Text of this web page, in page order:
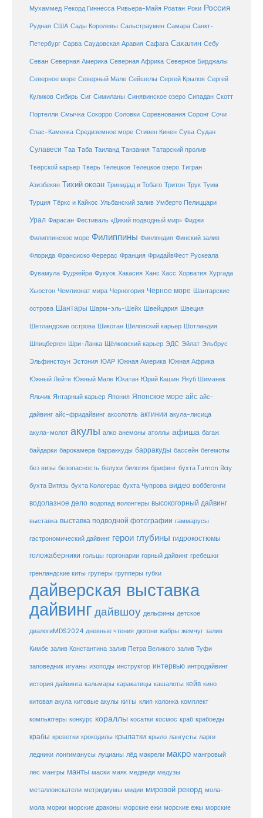
Мухаммед Рекорд Гиннесса Ривьера-Майя Роатан Роки Россия
Рудная США Сады Королевы Сальстраумен Самара Санкт-
Петербург Сарва Саудовская Аравия Сафага Сахалин Себу
Севан Северная Америка Северная Африка Северное Бирджалы
Северное море Северный Мале Сейшелы Сергей Крылов Сергей
Куликов Сибирь Сиг Симиланы Синявинское озеро Сипадан Скотт
Портелли Смычка Сокорро Соловки Соревнования Соронг Сочи
Спас-Каменка Средиземное море Стивен Кинен Сува Судан
Сулавеси Таа Таба Таиланд Танзания Татарский пролив
Тверской карьер Тверь Телецкое Телецкое озеро Тигран
Азизбекян Тихий океан Тринидад и Тобаго Тритон Трук Туим
Турция Тёркс и Кайкос Ульбанский залив Умберто Пелиццари
Урал Фарасан Фестиваль «Дикий подводный мир» Фиджи
Филиппинское море Филиппины Финляндия Финский залив
Флорида Франсиско Ферерас Франция ФридайвФест Рускеала
Фувамула Фуджейра Фукуок Хакасия Ханс Хасс Хорватия Хургада
Хьюстон Чемпионат мира Черногория Чёрное море Шантарские
острова Шантары Шарм-эль-Шейх Швейцария Швеция
Шетландские острова Шикотан Шиловский карьер Шотландия
Шпицберген Шри-Ланка Щёлковский карьер ЭДС Эйлат Эльбрус
Эльфинстоун Эстония ЮАР Южная Америка Южная Африка
Южный Лейте Южный Мале Юкатан Юрий Кашин Якуб Шиманек
Яльчик Янтарный карьер Япония Японское море айс айс-
дайвинг айс-фридайвинг аксолотль актинии акула-лисица
акула-молот акулы алко анемоны атоллы афиша багаж
байдарки барокамера барраккуды барракуды бассейн бегемоты
без визы безопасность белухи билогия брифинг бухта Tumon Bay
бухта Витязь бухта Кологерас бухта Чупрова видео воббегонги
водолазное дело водопад волонтеры высокогорный дайвинг
выставка выставка подводной фотографии гаммарусы
гастрономический дайвинг герои глубины гидрокостюмы
голожаберники гольцы горгонарии горный дайвинг гребешки
гренландские киты груперы групперы губки
дайверская выставка
дайвингдайвшоу дельфины детское
диалогиMDS2024 дневные чтения дюгони жабры жемчуг залив
Кимбе залив Константина залив Петра Великого залив Туфи
заповедник игуаны изоподы инструктор интервью интродайвинг
история дайвинга кальмары каракатицы кашалоты кейв кино
китовая акула китовые акулы киты клип колонка комплект
компьютеры конкурс кораллы косатки космос краб крабоеды
крабы креветки крокодилы крылатки крыло лангусты ларги
ледники лонгиманусы луцианы лёд макрели макро мангровый
лес мангры манты маски маяк медведи медузы
металлоискатели метридиумы мидии мировой рекорд мола-
мола моржи морские драконы морские ежи морские ежы морские